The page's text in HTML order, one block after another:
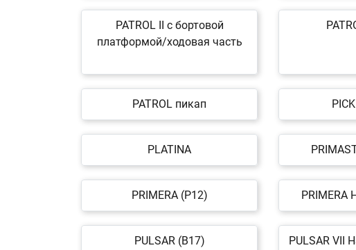
PATROL II c бортовой
платформой/ходовая часть
PATROL пикап
PLATINA
PRIMERA (P12) PRIMERA
PULSAR (B17)
PULSAR VII